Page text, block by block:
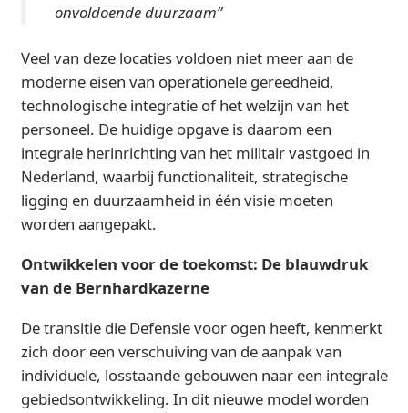
onvoldoende duurzaam”
Veel van deze locaties voldoen niet meer aan de
moderne eisen van operationele gereedheid,
technologische integratie of het welzijn van het
personeel. De huidige opgave is daarom een
integrale herinrichting van het militair vastgoed in
Nederland, waarbij functionaliteit, strategische
ligging en duurzaamheid in één visie moeten
worden aangepakt.
Ontwikkelen voor de toekomst: De blauwdruk
van de Bernhardkazerne
De transitie die Defensie voor ogen heeft, kenmerkt
zich door een verschuiving van de aanpak van
individuele, losstaande gebouwen naar een integrale
gebiedsontwikkeling. In dit nieuwe model worden